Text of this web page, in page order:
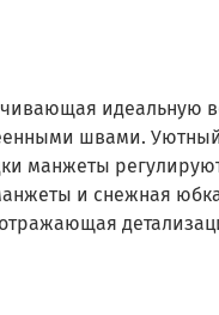
идеальную
швами.
манжеты
и снежная юбка